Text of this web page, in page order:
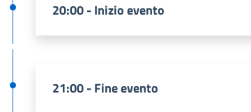
20:00 - Inizio evento
21:00 - Fine evento